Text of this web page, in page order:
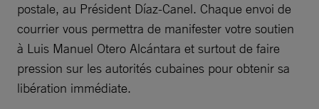
postale, au Président Díaz-Canel. Chaque envoi de
courrier vous permettra de manifester votre soutien
à Luis Manuel Otero Alcántara et surtout de faire
pression sur les autorités cubaines pour obtenir sa
libération immédiate.